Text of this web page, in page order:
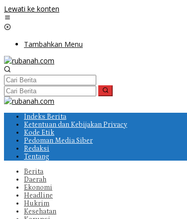
Lewati ke konten
Tambahkan Menu
Indeks Berita
Ketentuan dan Kebijakan Privacy
Kode Etik
Pedoman Media Siber
Redaksi
Tentang
Berita
Daerah
Ekonomi
Headline
Hukrim
Kesehatan